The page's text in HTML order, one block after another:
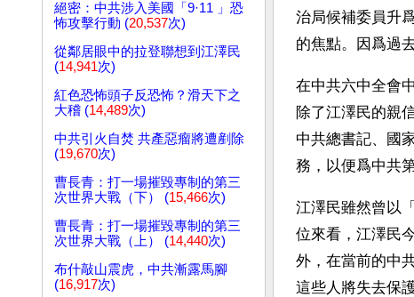
絕密：中共涉入美國「9·11 」恐
怖攻擊行動 (20,537次)
從鄰居眼中的拉登聯想到江澤民
(14,941次)
紅色恐怖頭子反恐怖？滑天下之
大稽 (14,489次)
中共引火自焚 共產惡瘤將遭剷除
(19,670次)
曹長青：打一場摧毀專制的第三
次世界大戰（下） (15,466次)
曹長青：打一場摧毀專制的第三
次世界大戰（上） (14,440次)
布什敲山震虎，中共漸露馬腳
(16,917次)
治局候補委員升
的焦點。因爲過
在中共六中全會
除了江澤民的親
中共總書記、國
務，以便爲中共
江澤民雖然曾以
位來看，江澤民
外，在當前的中
這些人將失去保